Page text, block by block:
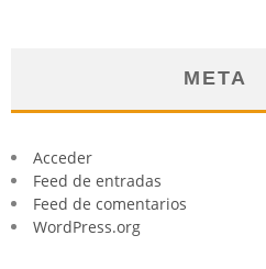
META
Acceder
Feed de entradas
Feed de comentarios
WordPress.org